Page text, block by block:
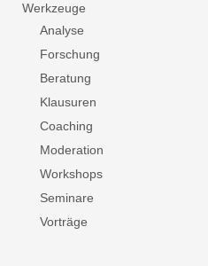
Werkzeuge
Analyse
Forschung
Beratung
Klausuren
Coaching
Moderation
Workshops
Seminare
Vorträge